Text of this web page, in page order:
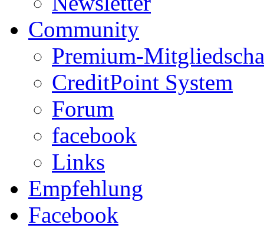
Community
Premium-
CreditPoint System
Forum
facebook
Links
Empfehlung
Facebook